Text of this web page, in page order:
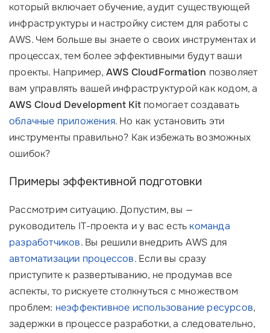
который включает обучение, аудит существующей
инфраструктуры и настройку систем для работы с
AWS. Чем больше вы знаете о своих инструментах и
процессах, тем более эффективными будут ваши
проекты. Например, AWS CloudFormation позволяет
вам управлять вашей инфраструктурой как кодом, а
AWS Cloud Development Kit помогает создавать
облачные приложения. Но как установить эти
инструменты правильно? Как избежать возможных
ошибок?
Примеры эффективной подготовки
Рассмотрим ситуацию. Допустим, вы —
руководитель IT-проекта и у вас есть команда
разработчиков. Вы решили внедрить AWS для
автоматизации процессов. Если вы сразу
приступите к развертыванию, не продумав все
аспекты, то рискуете столкнуться с множеством
проблем: неэффективное использование ресурсов,
задержки в процессе разработки, а следовательно,